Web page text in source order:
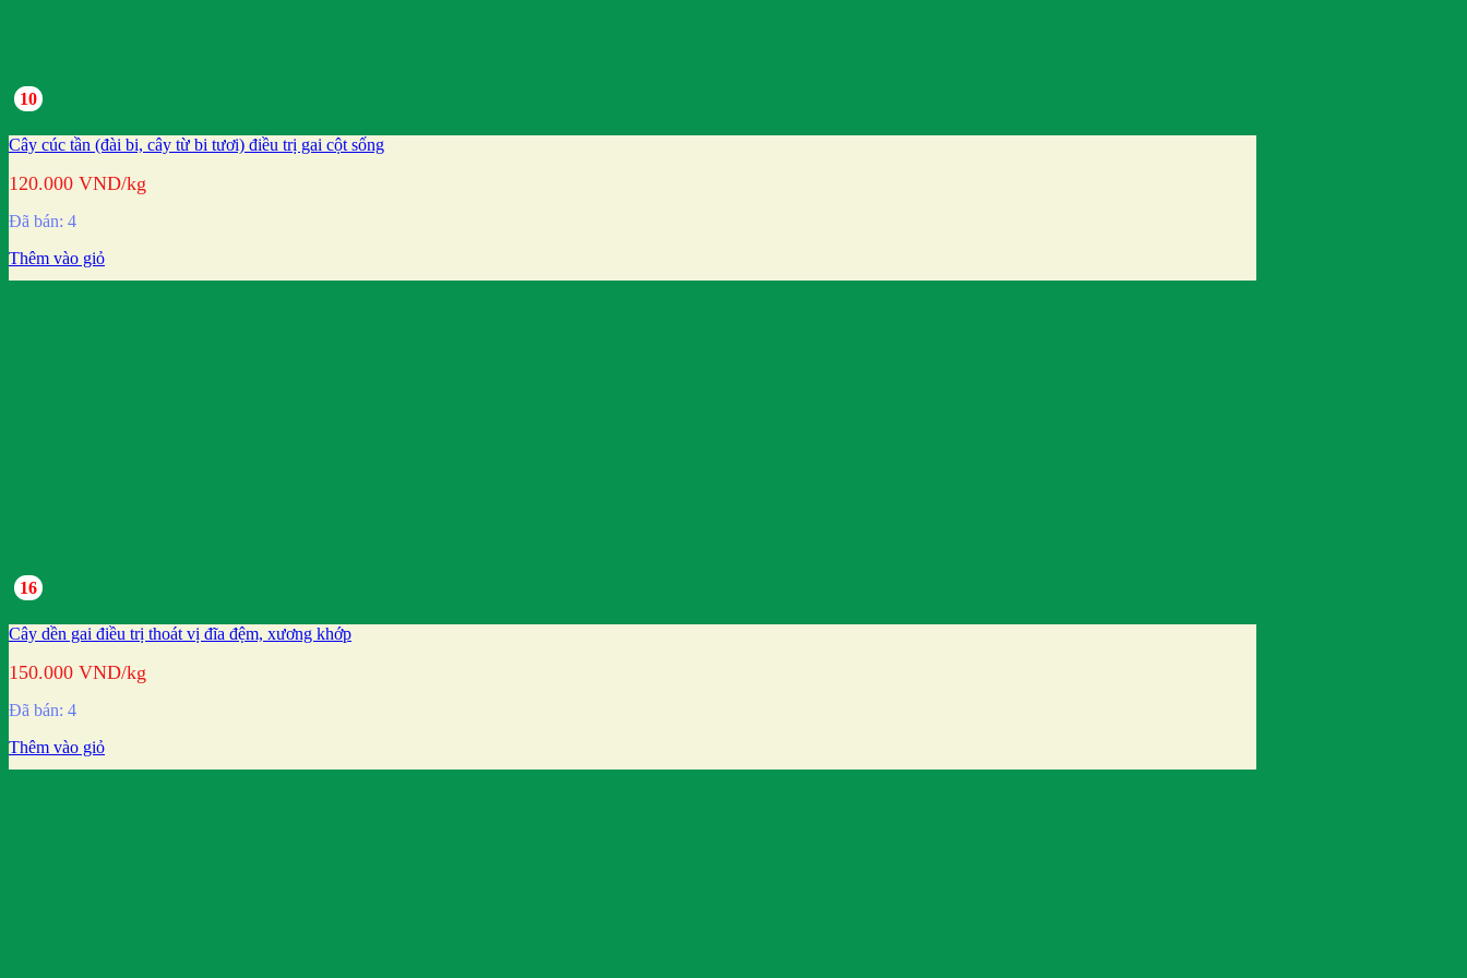
10
Cây cúc tần (đài bi, cây từ bi tươi) điều trị gai cột sống
120.000 VND/kg
Đã bán: 4
Thêm vào giỏ
16
Cây dền gai điều trị thoát vị đĩa đệm, xương khớp
150.000 VND/kg
Đã bán: 4
Thêm vào giỏ